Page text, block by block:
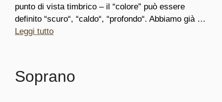
punto di vista timbrico – il “colore” può essere
definito “scuro“, “caldo“, “profondo“. Abbiamo già …
Leggi tutto
Soprano